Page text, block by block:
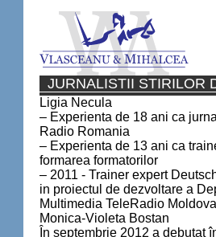
JURNALISTII STIRILOR
Ligia Necula
– Experienta de 18 ani ca
Radio Romania
– Experienta de 13 ani ca
formarea formatorilor
– 2011 - Trainer expert
in proiectul de dezvoltare a
Multimedia TeleRadio
Monica-Violeta Bostan
În septembrie 2012 a debutat